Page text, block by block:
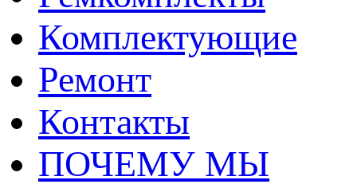
Комплектующие
Ремонт
Контакты
ПОЧЕМУ МЫ